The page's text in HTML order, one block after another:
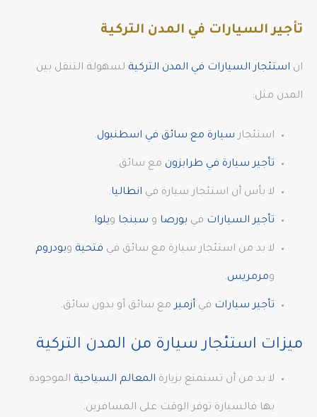
تأجير السيارات في المدن التركية
ان استئجار السيارات في المدن التركية لسهولة التنقل بين
المدن مثل:
استئجار سيارة مع سائق في اسطنبول.
تأجير سيارة في طرابزون مع سائق.
لا بأس أن استئجار سيارة في انطاليا.
تأجير السيارات في بورصا و سبنجا ويلوا.
لا بد من استئجار سيارة مع سائق في فتحية وبودروم
ومرمريس.
تأجير سيارات في أزميرمع سائق أو بدون سائق.
ميزات استئجار سيارة من المدن التركية
لا بد من أن تستمتع بزيارة المعالم السياحية الموجودة
بها فالسيارة توفر الوقت على المسافرين.